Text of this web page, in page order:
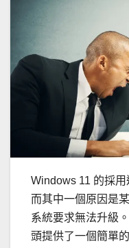
Windows 11 的採用
而其中一個原因是
系統要求無法升級
頭提供了一個簡單